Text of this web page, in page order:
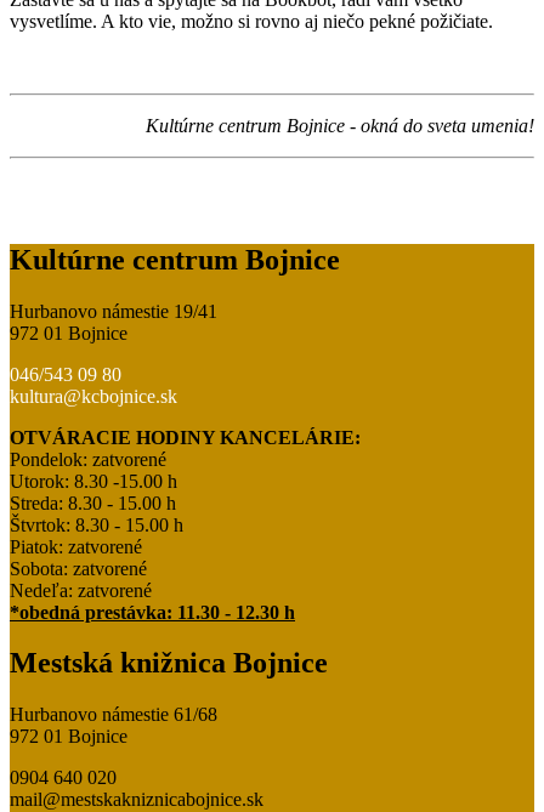
vysvetlíme. A kto vie, možno si rovno aj niečo pekné požičiate.
Kultúrne centrum Bojnice - okná do sveta umenia!
Kultúrne centrum Bojnice
Hurbanovo námestie 19/41
972 01 Bojnice
046/543 09 80
kultura@kcbojnice.sk
OTVÁRACIE HODINY KANCELÁRIE:
Pondelok: zatvorené
Utorok: 8.30 -15.00 h
Streda: 8.30 - 15.00 h
Štvrtok: 8.30 - 15.00 h
Piatok: zatvorené
Sobota: zatvorené
Nedeľa: zatvorené
*obedná prestávka: 11.30 - 12.30 h
Mestská knižnica Bojnice
Hurbanovo námestie 61/68
972 01 Bojnice
0904 640 020
mail@mestskakniznicabojnice.sk